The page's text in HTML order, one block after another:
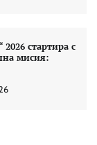
стартира с
мисия: